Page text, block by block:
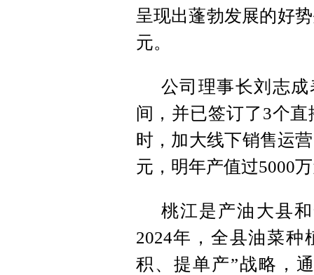
呈现出蓬勃发展的好
元。
公司理事长刘志
间，并已签订了3个
时，加大线下销售运
元，明年产值过5000
桃江是产油大县
2024年，全县油菜种
积、提单产”战略，